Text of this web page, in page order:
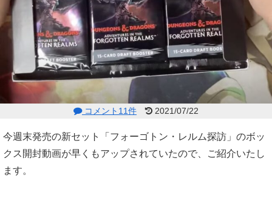
コメント11件 2021/07/22
今週末発売の新セット「フォーゴトン・レルム探訪」のボッ
クス開封動画が早くもアップされていたので、ご紹介いたし
ます。